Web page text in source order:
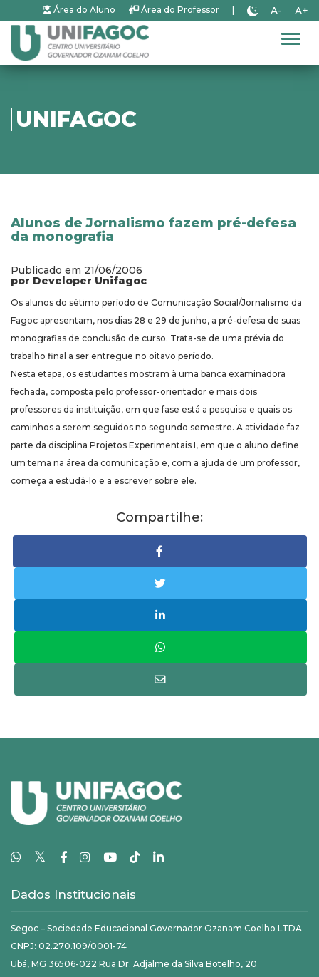
Área do Aluno Área do Professor A- A+
UNIFAGOC
Alunos de Jornalismo fazem pré-defesa
da monografia
Publicado em 21/06/2006
por Developer Unifagoc
Os alunos do sétimo período de Comunicação Social/Jornalismo da
Fagoc apresentam, nos dias 28 e 29 de junho, a pré-defesa de suas
monografias de conclusão de curso. Trata-se de uma prévia do
trabalho final a ser entregue no oitavo período.
Nesta etapa, os estudantes mostram à uma banca examinadora
fechada, composta pelo professor-orientador e mais dois
professores da instituição, em que fase está a pesquisa e quais os
caminhos a serem seguidos no segundo semestre. A atividade faz
parte da disciplina Projetos Experimentais I, em que o aluno define
um tema na área da comunicação e, com a ajuda de um professor,
começa a estudá-lo e a escrever sobre ele.
Compartilhe:
𝕏
Dados Institucionais
Segoc – Sociedade Educacional Governador Ozanam Coelho LTDA
CNPJ: 02.270.109/0001-74
Ubá, MG 36506-022 Rua Dr. Adjalme da Silva Botelho, 20